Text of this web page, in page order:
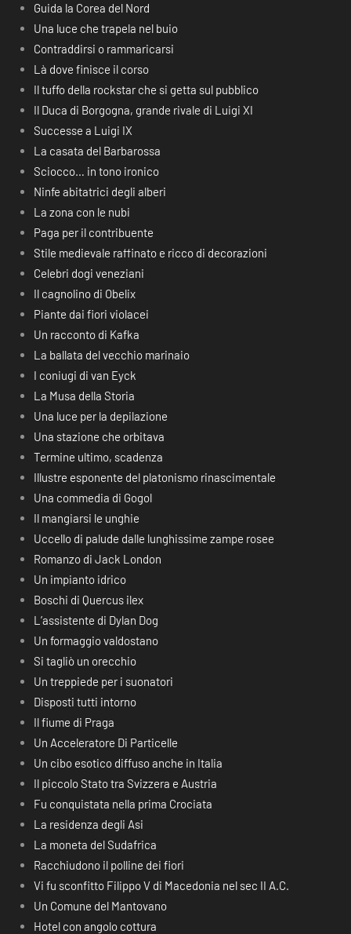
Guida la Corea del Nord
Una luce che trapela nel buio
Contraddirsi o rammaricarsi
Là dove finisce il corso
Il tuffo della rockstar che si getta sul pubblico
Il Duca di Borgogna, grande rivale di Luigi XI
Successe a Luigi IX
La casata del Barbarossa
Sciocco… in tono ironico
Ninfe abitatrici degli alberi
La zona con le nubi
Paga per il contribuente
Stile medievale raffinato e ricco di decorazioni
Celebri dogi veneziani
Il cagnolino di Obelix
Piante dai fiori violacei
Un racconto di Kafka
La ballata del vecchio marinaio
I coniugi di van Eyck
La Musa della Storia
Una luce per la depilazione
Una stazione che orbitava
Termine ultimo, scadenza
Illustre esponente del platonismo rinascimentale
Una commedia di Gogol
Il mangiarsi le unghie
Uccello di palude dalle lunghissime zampe rosee
Romanzo di Jack London
Un impianto idrico
Boschi di Quercus ilex
L’assistente di Dylan Dog
Un formaggio valdostano
Si tagliò un orecchio
Un treppiede per i suonatori
Disposti tutti intorno
Il fiume di Praga
Un Acceleratore Di Particelle
Un cibo esotico diffuso anche in Italia
Il piccolo Stato tra Svizzera e Austria
Fu conquistata nella prima Crociata
La residenza degli Asi
La moneta del Sudafrica
Racchiudono il polline dei fiori
Vi fu sconfitto Filippo V di Macedonia nel sec II A.C.
Un Comune del Mantovano
Hotel con angolo cottura